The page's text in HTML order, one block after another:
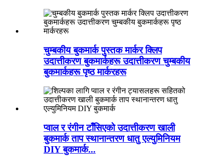
चुम्बकीय बुकमार्क पुस्तक मार्कर क्लिप
उदात्तीकरण बुकमार्कहरू उदात्तीकरण चुम्बकीय
बुकमार्कहरू पृष्ठ मार्करहरू
प्वाल र रंगीन टाँसिएको उदात्तीकरण खाली
बुकमार्क ताप स्थानान्तरण धातु एल्युमिनियम
DIY बुकमार्क...